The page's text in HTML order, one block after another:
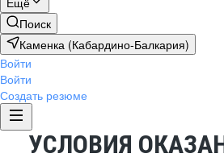
Поиск
Каменка (Кабардино-Балкария)
Войти
Войти
Создать резюме
УСЛОВИЯ